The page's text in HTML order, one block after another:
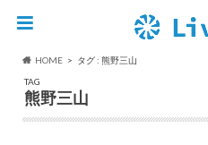
HOME
タグ : 熊野三山
TAG
熊野三山